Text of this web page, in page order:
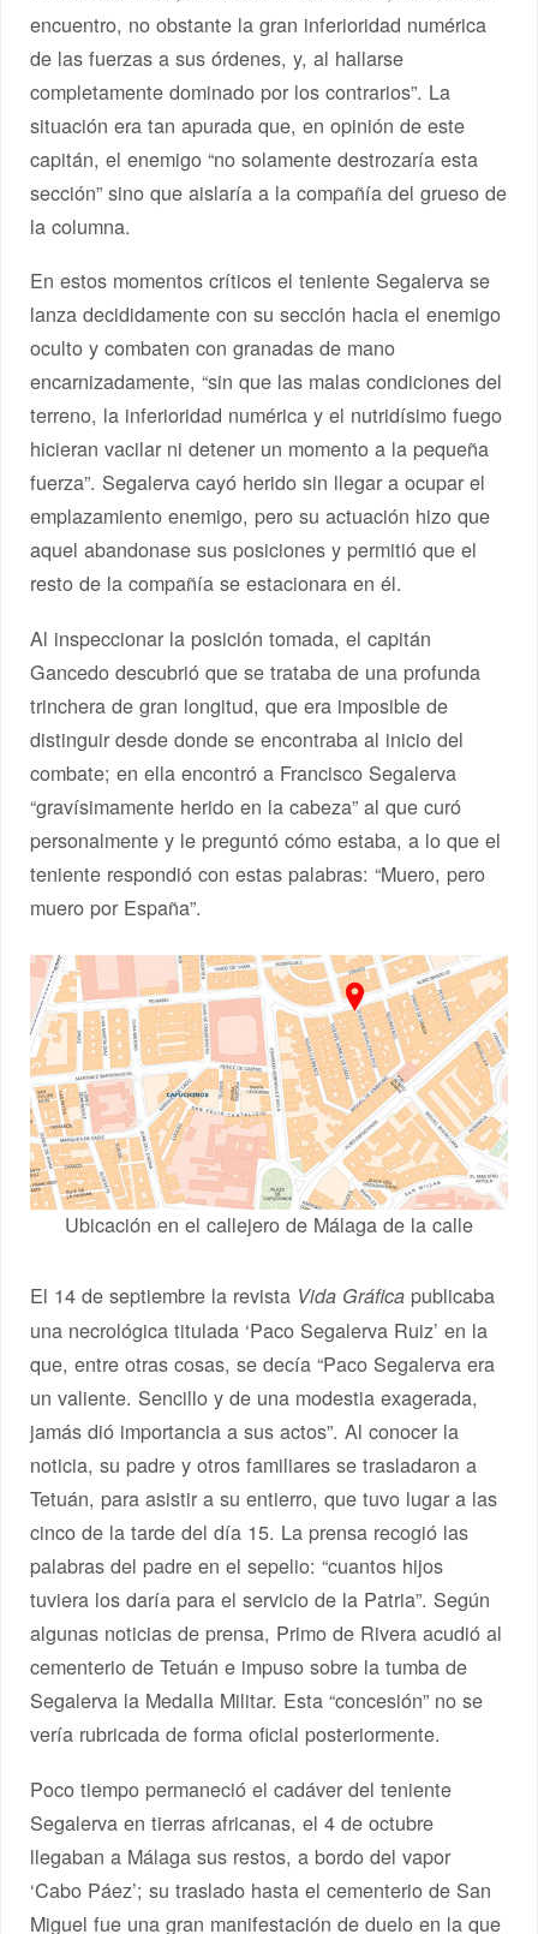
encuentro, no obstante la gran inferioridad numérica
de las fuerzas a sus órdenes, y, al hallarse
completamente dominado por los contrarios”. La
situación era tan apurada que, en opinión de este
capitán, el enemigo “no solamente destrozaría esta
sección” sino que aislaría a la compañía del grueso de
la columna.
En estos momentos críticos el teniente Segalerva se
lanza decididamente con su sección hacia el enemigo
oculto y combaten con granadas de mano
encarnizadamente, “sin que las malas condiciones del
terreno, la inferioridad numérica y el nutridísimo fuego
hicieran vacilar ni detener un momento a la pequeña
fuerza”. Segalerva cayó herido sin llegar a ocupar el
emplazamiento enemigo, pero su actuación hizo que
aquel abandonase sus posiciones y permitió que el
resto de la compañía se estacionara en él.
Al inspeccionar la posición tomada, el capitán
Gancedo descubrió que se trataba de una profunda
trinchera de gran longitud, que era imposible de
distinguir desde donde se encontraba al inicio del
combate; en ella encontró a Francisco Segalerva
“gravísimamente herido en la cabeza” al que curó
personalmente y le preguntó cómo estaba, a lo que el
teniente respondió con estas palabras: “Muero, pero
muero por España”.
Ubicación en el callejero de Málaga de la calle
El 14 de septiembre la revista Vida Gráfica publicaba
una necrológica titulada ‘Paco Segalerva Ruiz’ en la
que, entre otras cosas, se decía “Paco Segalerva era
un valiente. Sencillo y de una modestia exagerada,
jamás dió importancia a sus actos”. Al conocer la
noticia, su padre y otros familiares se trasladaron a
Tetuán, para asistir a su entierro, que tuvo lugar a las
cinco de la tarde del día 15. La prensa recogió las
palabras del padre en el sepelio: “cuantos hijos
tuviera los daría para el servicio de la Patria”. Según
algunas noticias de prensa, Primo de Rivera acudió al
cementerio de Tetuán e impuso sobre la tumba de
Segalerva la Medalla Militar. Esta “concesión” no se
vería rubricada de forma oficial posteriormente.
Poco tiempo permaneció el cadáver del teniente
Segalerva en tierras africanas, el 4 de octubre
llegaban a Málaga sus restos, a bordo del vapor
‘Cabo Páez’; su traslado hasta el cementerio de San
Miguel fue una gran manifestación de duelo en la que